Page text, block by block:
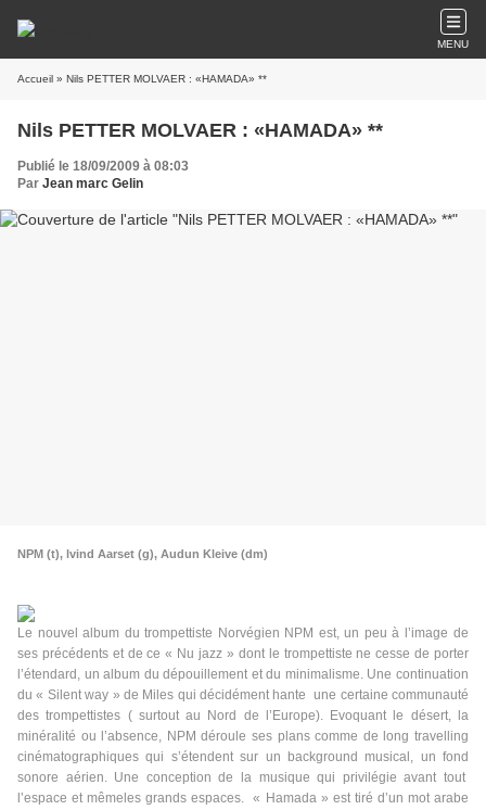
MENU
Accueil » Nils PETTER MOLVAER : «HAMADA» **
Nils PETTER MOLVAER : «HAMADA» **
Publié le 18/09/2009 à 08:03
Par Jean marc Gelin
NPM (t), lvind Aarset (g), Audun Kleive (dm)
Le nouvel album du trompettiste Norvégien NPM est, un peu à l’image de
ses précédents et de ce « Nu jazz » dont le trompettiste ne cesse de porter
l’étendard, un album du dépouillement et du minimalisme. Une continuation
du « Silent way » de Miles qui décidément hante une certaine communauté
des trompettistes ( surtout au Nord de l’Europe). Evoquant le désert, la
minéralité ou l’absence, NPM déroule ses plans comme de long travelling
cinématographiques qui s’étendent sur un background musical, un fond
sonore aérien. Une conception de la musique qui privilégie avant tout
l’espace et mêmeles grands espaces. « Hamada » est tiré d’un mot arabe